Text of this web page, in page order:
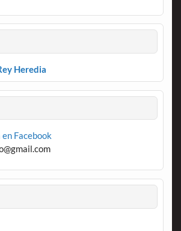
Heredia
Facebook